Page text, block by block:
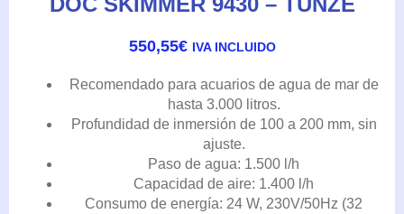
550,55€ IVA INCLUIDO
Recomendado para acuarios de agua de mar de
hasta 3.000 litros.
Profundidad de inmersión de 100 a 200 mm, sin
ajuste.
Paso de agua: 1.500 l/h
Capacidad de aire: 1.400 l/h
Consumo de energía: 24 W, 230V/50Hz (32